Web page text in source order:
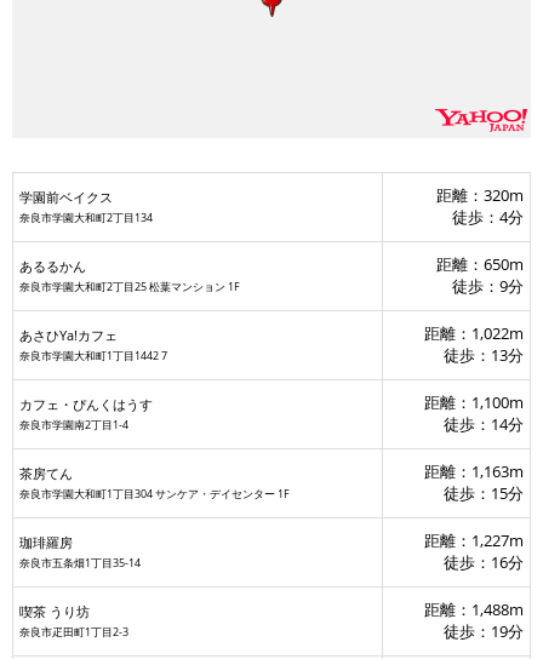
学園前ベイクス
奈良市学園大和町2丁目134
距離：320m
徒歩：4分
あるるかん
奈良市学園大和町2丁目25 松葉マンション 1F
距離：650m
徒歩：9分
あさひYa!カフェ
奈良市学園大和町1丁目1442 7
距離：1,022m
徒歩：13分
カフェ・ぴんくはうす
奈良市学園南2丁目1-4
距離：1,100m
徒歩：14分
茶房てん
奈良市学園大和町1丁目304 サンケア・デイセンター 1F
距離：1,163m
徒歩：15分
珈琲羅房
奈良市五条畑1丁目35-14
距離：1,227m
徒歩：16分
喫茶 うり坊
奈良市疋田町1丁目2-3
距離：1,488m
徒歩：19分